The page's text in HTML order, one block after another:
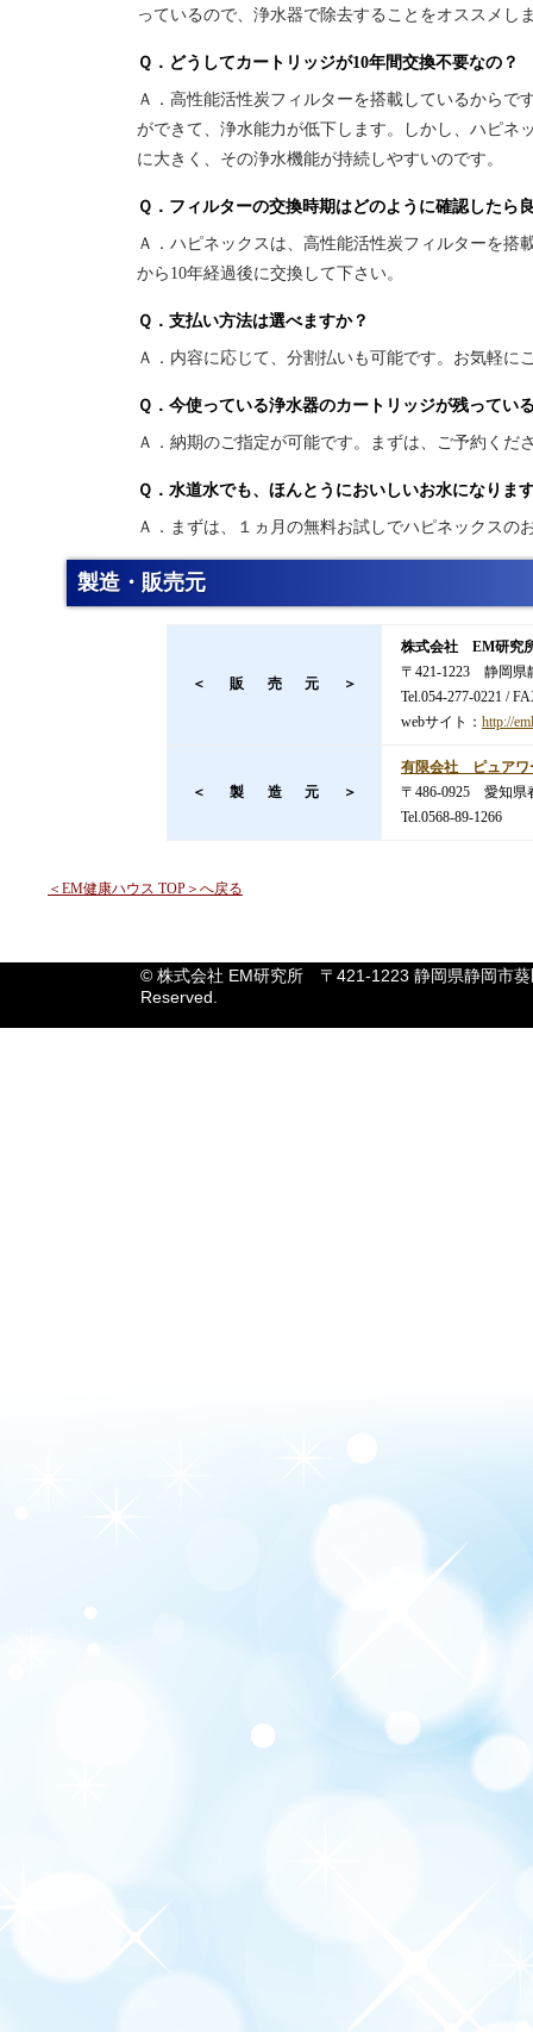
っているので、浄水器で除去することをオススメし
Ｑ．どうしてカートリッジが10年間交換不要なの？
Ａ．高性能活性炭フィルターを搭載しているから
ができて、浄水能力が低下します。しかし、ハピネ
に大きく、その浄水機能が持続しやすいのです。
Ｑ．フィルターの交換時期はどのように確認したら
Ａ．ハピネックスは、高性能活性炭フィルターを
から10年経過後に交換して下さい。
Ｑ．支払い方法は選べますか？
Ａ．内容に応じて、分割払いも可能です。お気軽に
Ｑ．今使っている浄水器のカートリッジが残ってい
Ａ．納期のご指定が可能です。まずは、ご予約くだ
Ｑ．水道水でも、ほんとうにおいしいお水になりま
Ａ．まずは、１ヵ月の無料お試しでハピネックスの
製造・販売元
＜販売元＞
株式会社 EM研究
〒421-1223 静岡県
Tel.054-277-0221 /
webサイト： http://
＜製造元＞
有限会社 ピュアワ
〒486-0925 愛知県
Tel.0568-89-1266
＜EM健康ハウス TOP＞へ戻る
© 株式会社 EM研究所 〒421-1223 静岡県静岡市
Reserved.